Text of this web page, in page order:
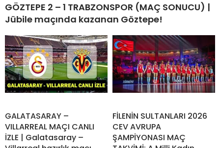
GÖZTEPE 2 – 1 TRABZONSPOR (MAÇ SONUCU) |
Jübile maçında kazanan Göztepe!
GALATASARAY –
VILLARREAL MAÇI CANLI
İZLE | Galatasaray –
FİLENİN SULTANLARI 2026
CEV AVRUPA
ŞAMPİYONASI MAÇ